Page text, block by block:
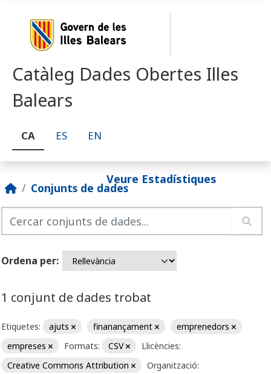
Catàleg Dades Obertes Illes
Balears
CA ES EN
Veure Estadístiques
Conjunts de dades
Ordena per
1 conjunt de dades trobat
Etiquetes: ajuts finanançament
emprenedors
empreses
Formats: CSV
Llicències:
Creative Commons Attribution
Organització: